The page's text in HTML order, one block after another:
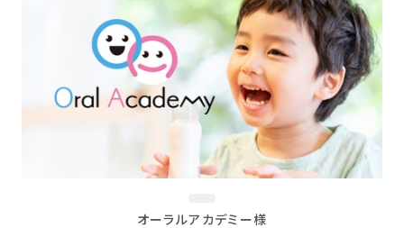
オーラルアカデミー様